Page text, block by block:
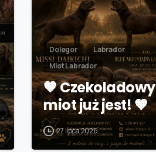
Dolegor
Labrador
Miot Labrador
🤎 Czekoladowy
miot już jest! 🤎
27 lipca 2026